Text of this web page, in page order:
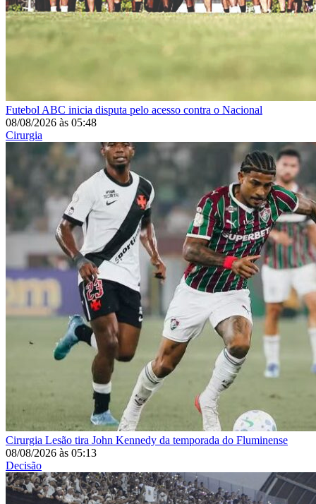
Futebol ABC inicia disputa pelo acesso contra o Nacional
08/08/2026 às 05:48
Cirurgia
Cirurgia Lesão tira John Kennedy da temporada do Fluminense
08/08/2026 às 05:13
Decisão